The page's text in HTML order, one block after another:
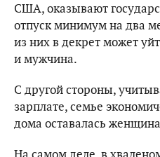
США, оказывают
отпуск минимум на два
из них в декрет может
и мужчина.
С другой стороны,
зарплате, семье
дома оставалась